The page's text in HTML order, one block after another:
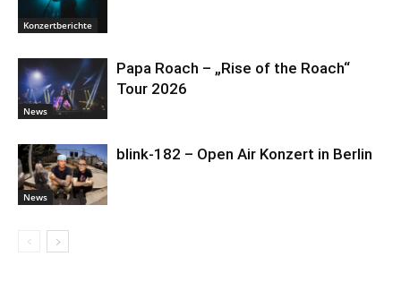
Konzertberichte
News
Papa Roach – „Rise of the Roach“
Tour 2026
News
blink-182 – Open Air Konzert in Berlin